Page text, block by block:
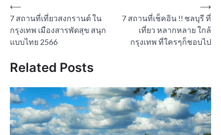
Post
navigation
⟵
7 สถานที่เที่ยวสงกรานต์ ใน
กรุงเทพ เมืองสารพัดสุข สนุก
แบบไทย 2566
7 สถานที่เช็คอิน !! ชลบุรี ที่
เที่ยว หลากหลาย ใกล้
กรุงเทพ ที่ใครๆก็ชอบไป
⟶
Related Posts